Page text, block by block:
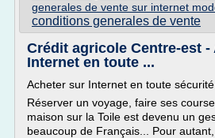
generales de vente sur internet
conditions generales de vente
Crédit agricole Centre-est -
Internet en toute ...
Acheter sur Internet en toute sécurité
Réserver un voyage, faire ses
maison sur la Toile est devenu un
beaucoup de Français... Pour